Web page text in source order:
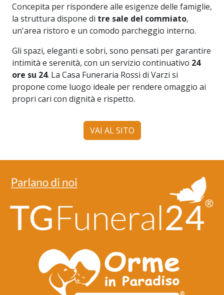
Concepita per rispondere alle esigenze delle famiglie,
la struttura dispone di tre sale del commiato,
un'area ristoro e un comodo parcheggio interno.
Gli spazi, eleganti e sobri, sono pensati per garantire
intimità e serenità, con un servizio continuativo 24
ore su 24. La Casa Funeraria Rossi di Varzi si
propone come luogo ideale per rendere omaggio ai
propri cari con dignità e rispetto.
VAI AL SITO